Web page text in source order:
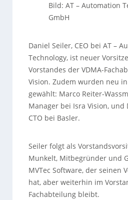
Bild: AT – Automation
GmbH
Daniel Seiler, CEO bei AT –
Technology, ist neuer
Vorstandes der VDMA-
Vision. Zudem wurden neu
gewählt: Marco Reiter-
Manager bei Isra Vision, und
CTO bei Basler.
Seiler folgt als
Munkelt, Mitbegründer und
MVTec Software, der seinen
hat, aber weiterhin im
Fachabteilung bleibt.